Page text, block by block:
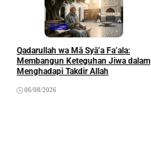
Ibadah
Qadarullah wa Mā Syā’a Fa’ala:
Membangun Keteguhan Jiwa dalam
Menghadapi Takdir Allah
06/08/2026